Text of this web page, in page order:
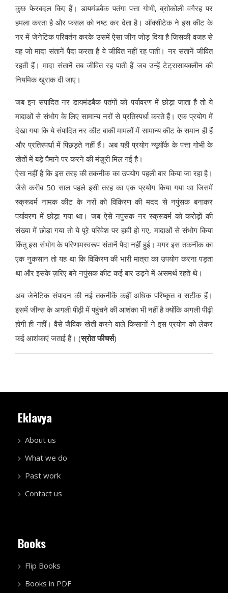
कुछ फेरबदल किए हैं। डायमंडबैक पतंगा पत्ता गोभी, ब्राोकोली वगैरह पर
हमला करता है और फसल को नष्ट कर देता है। ऑक्सीटेक ने इस कीट के
नर में जेनेटिक परिवर्तन करके उसमें ऐसा जीन जोड़ दिया है जिसकी वजह से
वह जो मादा संतानें पैदा करता है वे जीवित नहीं रह पातीं। नर संतानें जीवित
रहती हैं। मादा संतानें तब जीवित रह पाती हैं जब उन्हें टेट्रासायक्लीन की
नियमिक खुराक दी जाए।
जब इन संपादित नर डायमंडबैक पतंगों को पर्यावरण में छोड़ा जाता है तो ये
मादाओं से संभोग के लिए सामान्य नरों से प्रतिस्पर्धा करते हैं। एक प्रयोग में
देखा गया कि ये संपादित नर कीट बाकी मामलों में सामान्य कीट के समान ही हैं
और प्रतिस्पर्धा में पिछड़ते नहीं हैं। अब यही प्रयोग न्यूयॉर्क के पत्ता गोभी के
खेतों में बड़े पैमाने पर करने की मंज़ूरी मिल गई है।
ऐसा नहीं है कि इस तरह की तकनीक का उपयोग पहली बार किया जा रहा है।
जैसे करीब 50 साल पहले इसी तरह का एक प्रयोग किया गया था जिसमें
स्क्रूवर्म नामक कीट के नरों को विकिरण की मदद से नपुंसक बनाकर
पर्यावरण में छोड़ा गया था। जब ऐसे नपुंसक नर स्क्रूवर्म को करोड़ों की
संख्या में छोड़ा गया तो ये पूरे परिवेश पर हावी हो गए, मादाओं से संभोग किया
किंतु इस संभोग के परिणामस्वरूप संतानें पैदा नहीं हुई। मगर इस तकनीक का
एक नुकसान तो यह था कि विकिरण की भारी मात्रा का उपयोग करना पड़ता
था और इसके ज़रिए बने नपुंसक कीट कई बार उड़ने में असमर्थ रहते थे।
अब जेनेटिक संपादन की नई तकनीकें कहीं अधिक परिष्कृत व सटीक हैं।
इसमें जीन्स के अगली पीढ़ी में पहुंचने की आशंका भी नहीं है क्योंकि अगली पीढ़ी
होगी ही नहीं। वैसे जैविक खेती करने वाले किसानों ने इस प्रयोग को लेकर
कई आशंकाएं जताई हैं। (स्रोत फीचर्स)
Eklavya
About us
What we do
Past work
Contact us
Books
Flip Books
Books in PDF